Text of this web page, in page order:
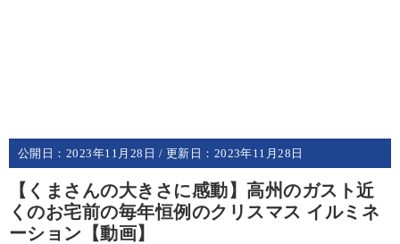
公開日： 2023年11月28日 / 更新日： 2023年11月28日
【くまさんの大きさに感動】高州のガスト近
くのお宅前の毎年恒例のクリスマス イルミネ
ーション【動画】